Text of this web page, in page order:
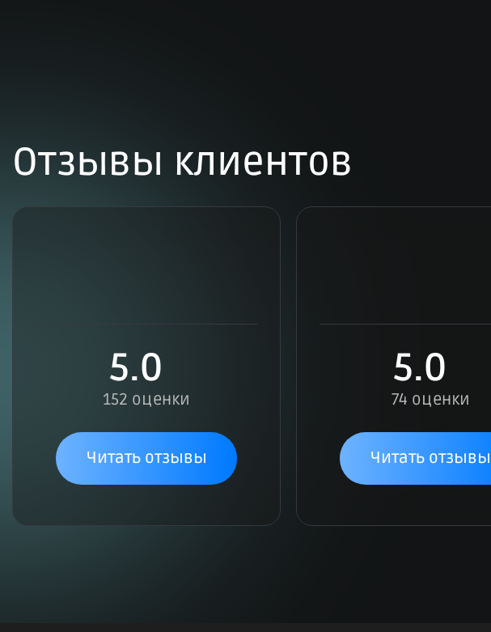
Отзывы клиентов
5.0
152 оценки
Читать отзывы
5.0
74 оценки
Читать отзывы